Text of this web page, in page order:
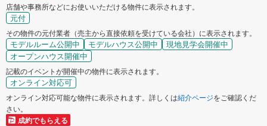
店舗や事務所などにお使いいただける物件に表示されます。
元付
その物件の元付業者（売主から直接依頼を受けている会社）に表示されます。
モデルルーム公開中 モデルハウス公開中
現地見学会開催中
オープンハウス開催中
記載のイベントが開催中の物件に表示されます。
オンライン対応可
オンライン対応可能な物件に表示されます。詳しくは紹介ページをご確認くだ
さい。
成約でもらえる